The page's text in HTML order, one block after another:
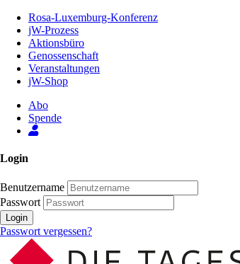
Inhalt
Seite
Rosa-Luxemburg-Konferenz
jW-Prozess
Aktionsbüro
Genossenschaft
Veranstaltungen
jW-Shop
Abo
Spende
Login
Benutzername
Passwort
Login
Passwort vergessen?